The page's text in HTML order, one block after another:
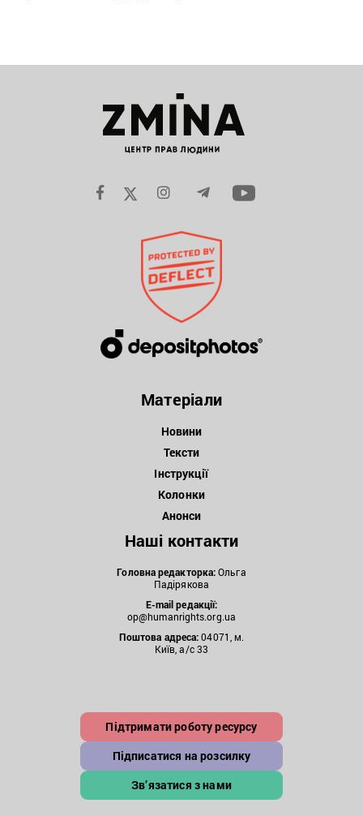
Матеріали
Новини
Тексти
Інструкції
Колонки
Анонси
Наші контакти
Головна редакторка:Ольга
Падірякова
E-mail редакції:
op@humanrights.org.ua
Поштова адреса:04071, м.
Київ, а/с 33
Підтримати роботу ресурсу
Підписатися на розсилку
Зв’язатися з нами